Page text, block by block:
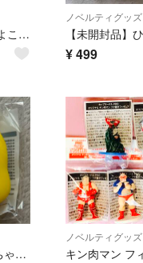
チキンラーメン ひよこちゃん やわらかスクイーズマスコット ボールチェーン穴無し
ノベルティグッズ
¥499
日清食品・ひよこちゃんサプリメントケース
ノベルティグッズ